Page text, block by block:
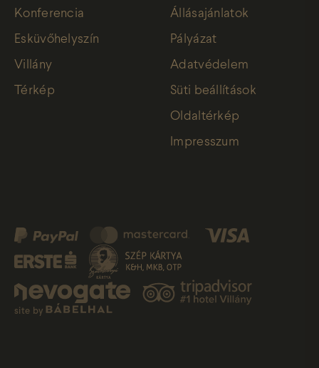
Konferencia
Esküvőhelyszín
Villány
Térkép
Állásajánlatok
Pályázat
Adatvédelem
Süti beállítások
Oldaltérkép
Impresszum
site by